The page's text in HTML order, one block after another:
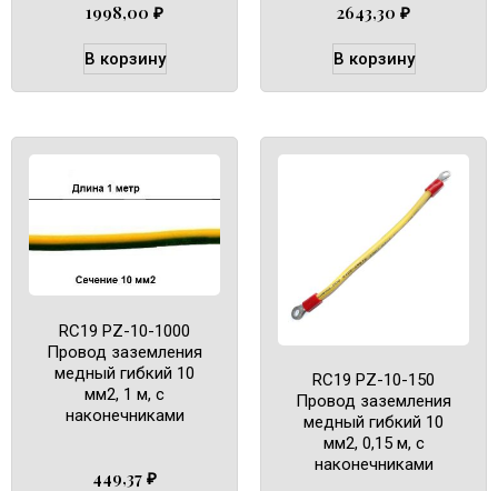
1998,00 ₽
В корзину
2643,30 ₽
В корзину
RC19 PZ-10-1000
Провод заземления
медный гибкий 10
мм2, 1 м, с
наконечниками
449,37 ₽
RC19 PZ-10-150
Провод заземления
медный гибкий 10
мм2, 0,15 м, с
наконечниками